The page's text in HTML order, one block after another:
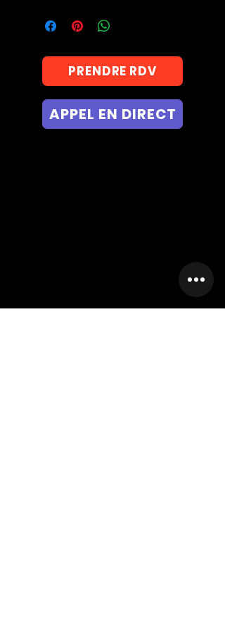
PRENDRE RDV
APPEL EN DIRECT